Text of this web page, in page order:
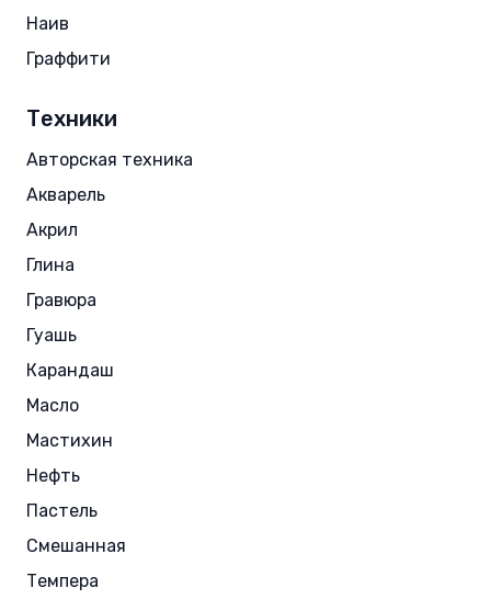
Наив
Граффити
Техники
Авторская техника
Акварель
Акрил
Глина
Гравюра
Гуашь
Карандаш
Масло
Мастихин
Нефть
Пастель
Смешанная
Темпера